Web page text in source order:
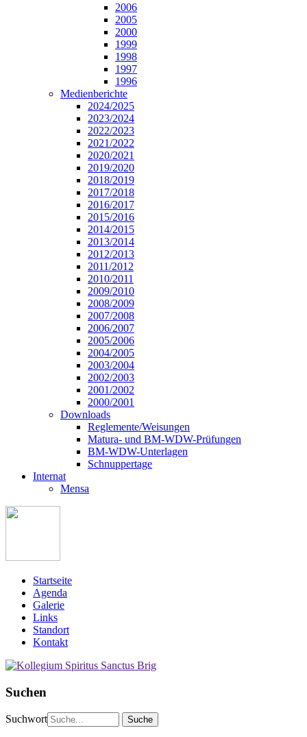
2006
2005
2000
1999
1998
1997
1996
Medienberichte
2024/2025
2023/2024
2022/2023
2021/2022
2020/2021
2019/2020
2018/2019
2017/2018
2016/2017
2015/2016
2014/2015
2013/2014
2012/2013
2011/2012
2010/2011
2009/2010
2008/2009
2007/2008
2006/2007
2005/2006
2004/2005
2003/2004
2002/2003
2001/2002
2000/2001
Downloads
Reglemente/Weisungen
Matura- und BM-WDW-Prüfungen
BM-WDW-Unterlagen
Schnuppertage
Internat
Mensa
Startseite
Agenda
Galerie
Links
Standort
Kontakt
Suchen
Suchwort